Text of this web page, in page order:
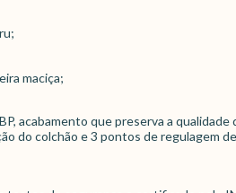
maciça;
acabamento que preserva a
do colchão e 3 pontos de regulagem